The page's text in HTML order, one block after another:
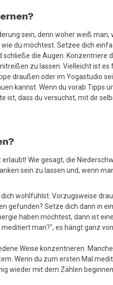
sein, denn woher weiß
du möchtest. Setzee dich
die Augen. Konzentriere
zu lassen. Vielleicht ist
draußen oder im Yogastudio
kannst. Wenn du vorab Tipps
ist, dass du versuchst, mit dir
erlaubt! Wie gesagt, die
sein zu lassen und, wenn
wohlfühlst. Vorzugsweise
gefunden? Setze dich dann in
haben möchtest, dann ist
man?", es hängt ganz
Weise konzentrieren.
Wenn du zum ersten Mal
wieder mit dem Zählen